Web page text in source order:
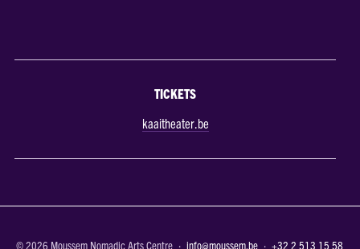
TICKETS
kaaitheater.be
© 2026 Moussem Nomadic Arts Centre · info@moussem.be · +32 2 513 15 58